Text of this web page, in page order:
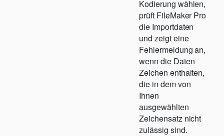
Kodierung wählen,
prüft FileMaker Pro
die Importdaten
und zeigt eine
Fehlermeldung an,
wenn die Daten
Zeichen enthalten,
die in dem von
Ihnen
ausgewählten
Zeichensatz nicht
zulässig sind.